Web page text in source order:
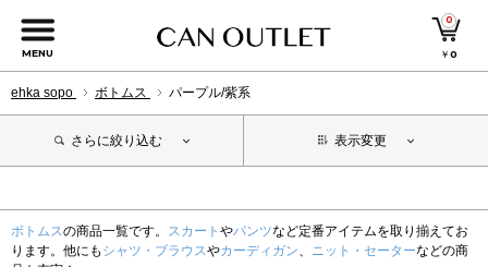
MENU
0
￥0
ehka sopo ボトムス パープル/紫系
さらに絞り込む 表示変更
ボトムスの商品一覧です。 スカート やパンツなど定番アイテムを取り揃えてお
ります。他にも シャツ・ブラウスやカーディガン、 ニット・セーターなどの商